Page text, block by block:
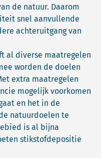
de natuur. Daarom
snel aanvullende
achteruitgang van
al diverse maatregelen
worden de doelen
extra maatregelen
mogelijk voorkomen
en het in de
natuurdoelen te
is al bijna
stikstofdepositie